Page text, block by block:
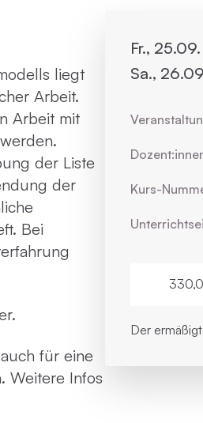
liegt
Arbeit.
Arbeit mit
der Liste
der
Bei
.
für eine
Weitere Infos
Fr.,
Sa.,
Kurs-
Der